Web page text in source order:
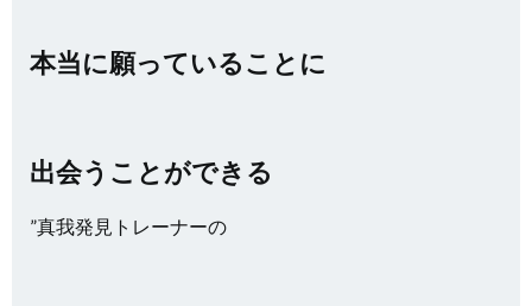
本当に願っていることに
出会うことができる
”真我発見トレーナーの